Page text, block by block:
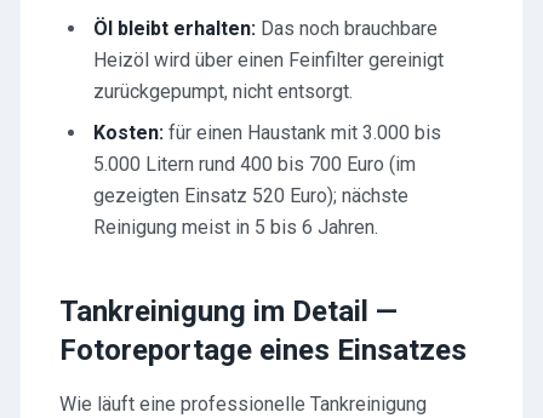
Öl bleibt erhalten: Das noch brauchbare
Heizöl wird über einen Feinfilter gereinigt
zurückgepumpt, nicht entsorgt.
Kosten: für einen Haustank mit 3.000 bis
5.000 Litern rund 400 bis 700 Euro (im
gezeigten Einsatz 520 Euro); nächste
Reinigung meist in 5 bis 6 Jahren.
Tankreinigung im Detail —
Fotoreportage eines Einsatzes
Wie läuft eine professionelle Tankreinigung